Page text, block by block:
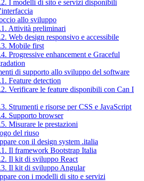
I modelli di sito e servizi disponibili
allo sviluppo
Attività preliminari
Web design responsivo e accessibile
Mobile first
Progressive enhancement e Graceful
di supporto allo sviluppo del software
Feature detection
Verificare le feature disponibili con Can I
Strumenti e risorse per CSS e JavaScript
Supporto browser
Misurare le prestazioni
del riuso
con il design system .italia
Il framework Bootstrap Italia
Il kit di sviluppo React
Il kit di sviluppo Angular
con i modelli di sito e servizi